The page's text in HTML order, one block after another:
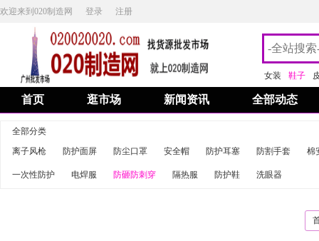
欢迎来到020制造网 登录 注册
女装 鞋子
首页 逛市场 新闻资讯 全部动态
全部分类
离子风枪
防护面屏 防尘口罩 安全帽 防护耳塞 防割手套 棉
一次性防护 电焊服 防砸防刺穿 隔热服 防护鞋 洗眼器